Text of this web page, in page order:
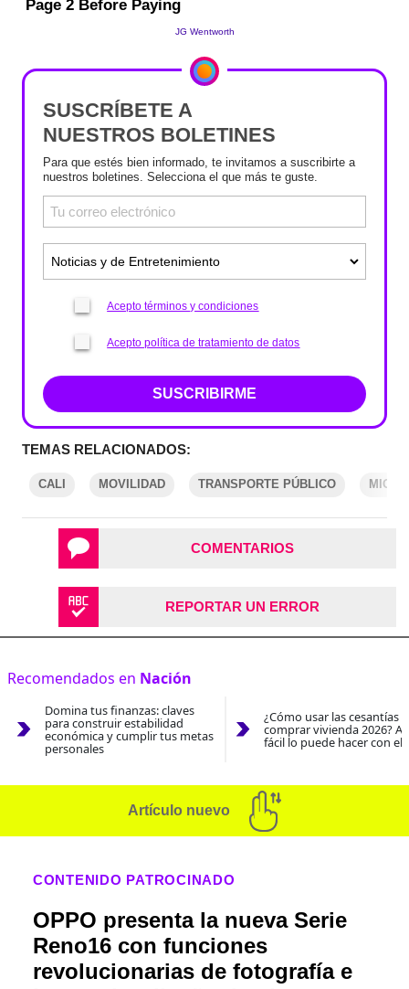
SUSCRÍBETE A
NUESTROS BOLETINES
Para que estés bien informado, te invitamos a suscribirte a
nuestros boletines. Selecciona el que más te guste.
Acepto términos y condiciones
Acepto política de tratamiento de datos
SUSCRIBIRME
TEMAS RELACIONADOS:
CALI MOVILIDAD TRANSPORTE PÚBLICO MIO
COMENTARIOS
REPORTAR UN ERROR
Recomendados en Nación
Domina tus finanzas: claves
para construir estabilidad
económica y cumplir tus metas
personales
¿Cómo usar las cesantías
comprar vivienda 2026?
fácil lo puede hacer con el
Artículo nuevo
CONTENIDO PATROCINADO
OPPO presenta la nueva Serie
Reno16 con funciones
revolucionarias de fotografía e